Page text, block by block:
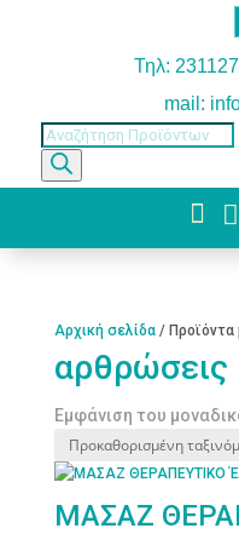
Τηλ:
mail:
Products
search
 
Αρχική σελίδα/ Προϊόντα
αρθρώσεις
Εμφάνιση του
ΜΑΣΑΖ